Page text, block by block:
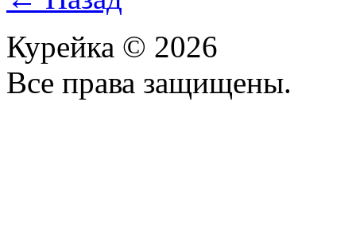
Курейка © 2026
Все права защищены.